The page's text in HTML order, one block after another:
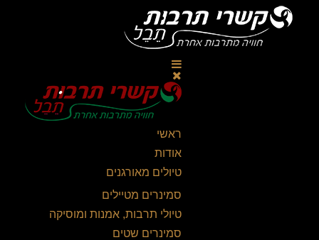
ראשי
אודות
טיולים מאורגנים
סמינרים מטיילים
טיולי תרבות, אמנות ומוסיקה
סמינרים שטים